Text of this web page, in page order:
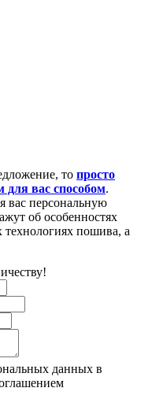
то просто
вас способом.
вас персональную
об особенностях
пошива, а
данных в